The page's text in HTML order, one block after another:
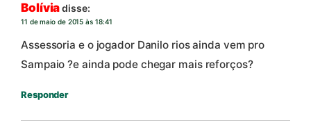
Bolíviadisse:
11 de maio de 2015 às 18:41
Assessoria e o jogador Danilo rios ainda vem pro
Sampaio ?e ainda pode chegar mais reforços?
Responder